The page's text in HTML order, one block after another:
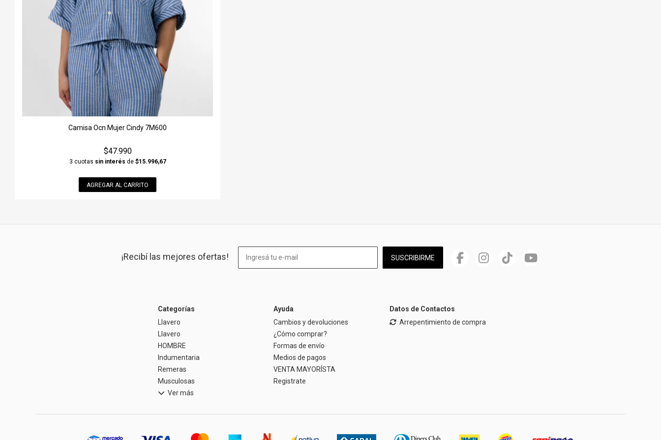
Camisa Ocn Mujer Cindy 7M600
$47.990
3 cuotas sin interés de $15.996,67
AGREGAR AL CARRITO
¡Recibí las mejores ofertas! SUSCRIBIRME
Categorías
Llavero
Llavero
HOMBRE
Indumentaria
Remeras
Musculosas
Ver más
Ayuda
Cambios y devoluciones
¿Cómo comprar?
Formas de envío
Medios de pagos
VENTA MAYORÍSTA
Registrate
Datos de Contactos
Arrepentimiento de compra